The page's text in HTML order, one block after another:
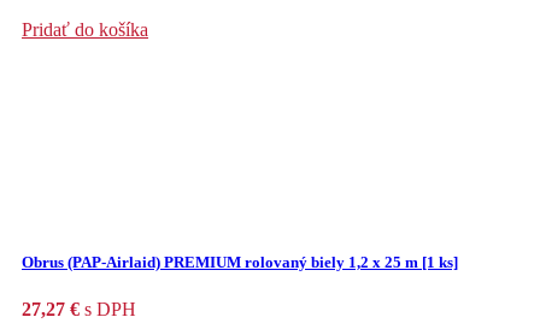
Pridať do košíka
Obrus (PAP-Airlaid) PREMIUM rolovaný biely 1,2 x 25 m [1 ks]
27,27 € s DPH